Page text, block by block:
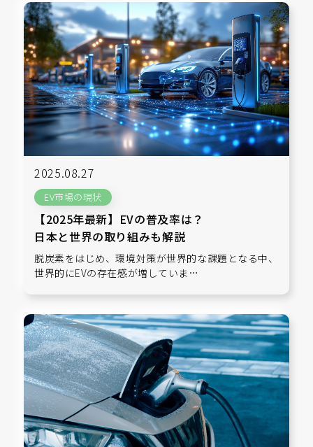
2025.08.27
EV市場の現状
【2025年最新】EVの普及率は？
日本と世界の取り組みも解説
脱炭素をはじめ、環境対策が世界的な課題となる中、
世界的にEVの存在感が増していま…